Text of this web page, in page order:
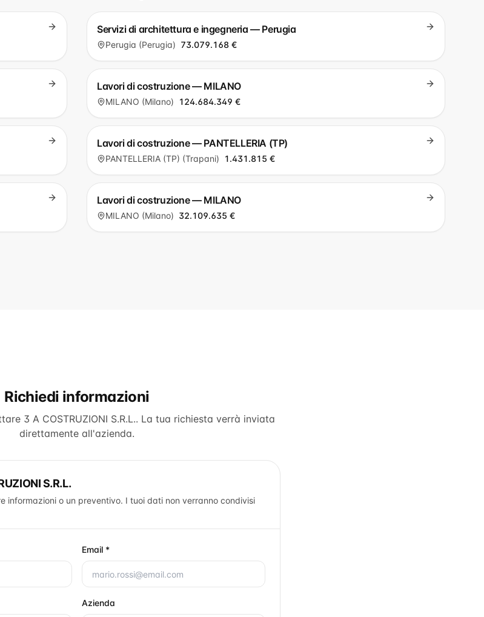
Servizi di architettura e ingegneria — Perugia
Perugia (Perugia) 73.079.168 €
Lavori di costruzione — MILANO
MILANO (Milano) 124.684.349 €
Lavori di costruzione — PANTELLERIA (TP)
PANTELLERIA (TP) (Trapani) 1.431.815 €
Lavori di costruzione — MILANO
MILANO (Milano) 32.109.635 €
Richiedi informazioni
3 A COSTRUZIONI S.R.L.. La tua richiesta verrà inviata
direttamente all'azienda.
S.R.L.
informazioni o un preventivo. I tuoi dati non verranno condivisi
Email *
Azienda